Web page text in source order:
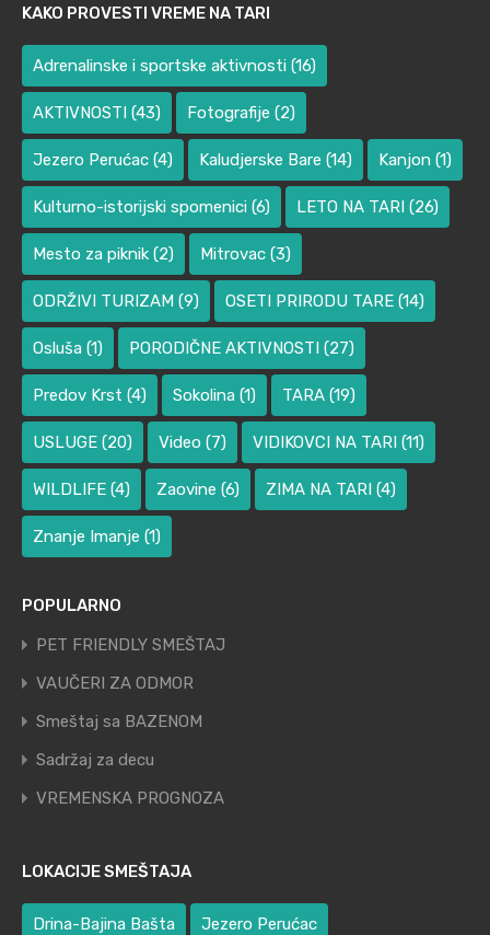
KAKO PROVESTI VREME NA TARI
Adrenalinske i sportske aktivnosti (16)
AKTIVNOSTI (43) Fotografije (2)
Jezero Perućac (4) Kaludjerske Bare (14) Kanjon (1)
Kulturno-istorijski spomenici (6) LETO NA TARI (26)
Mesto za piknik (2) Mitrovac (3)
ODRŽIVI TURIZAM (9) OSETI PRIRODU TARE (14)
Osluša (1) PORODIČNE AKTIVNOSTI (27)
Predov Krst (4) Sokolina (1) TARA (19)
USLUGE (20) Video (7) VIDIKOVCI NA TARI (11)
WILDLIFE (4) Zaovine (6) ZIMA NA TARI (4)
Znanje Imanje (1)
POPULARNO
PET FRIENDLY SMEŠTAJ
VAUČERI ZA ODMOR
Smeštaj sa BAZENOM
Sadržaj za decu
VREMENSKA PROGNOZA
LOKACIJE SMEŠTAJA
Drina-Bajina Bašta Jezero Perućac